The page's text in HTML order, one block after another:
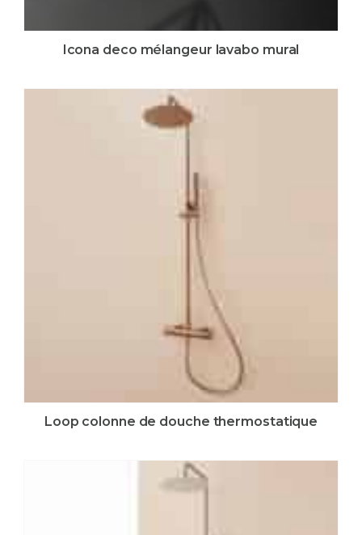
Icona deco mélangeur lavabo mural
Loop colonne de douche thermostatique